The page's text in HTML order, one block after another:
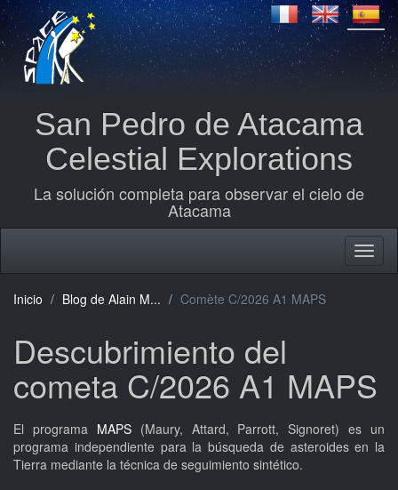
San Pedro de Atacama
Celestial Explorations
La solución completa para observar el cielo de
Atacama
Inicio Blog de Alain M... Comète C/2026 A1 MAPS
Descubrimiento del
cometa C/2026 A1 MAPS
El programa MAPS(Maury, Attard, Parrott, Signoret) es un
programa independiente para la búsqueda de asteroides en la
Tierra mediante la técnica de seguimiento sintético.